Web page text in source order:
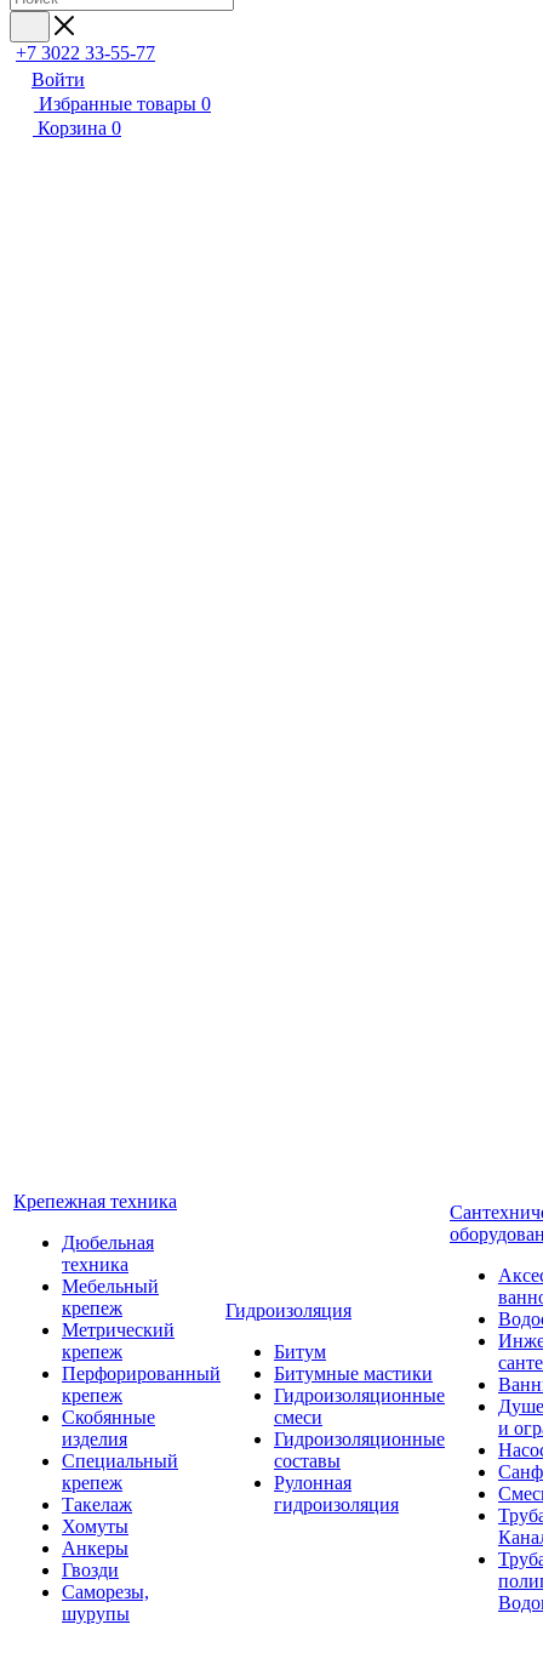
+7 3022 33-55-77
Войти
Избранные товары 0
Корзина 0
Крепежная техника
Дюбельная
техника
Мебельный
крепеж
Метрический
крепеж
Перфорированный
крепеж
Скобянные
изделия
Специальный
крепеж
Такелаж
Хомуты
Анкеры
Гвозди
Саморезы,
шурупы
Гидроизоляция
Битум
Битумные мастики
Гидроизоляционные
смеси
Гидроизоляционные
составы
Рулонная
гидроизоляция
и